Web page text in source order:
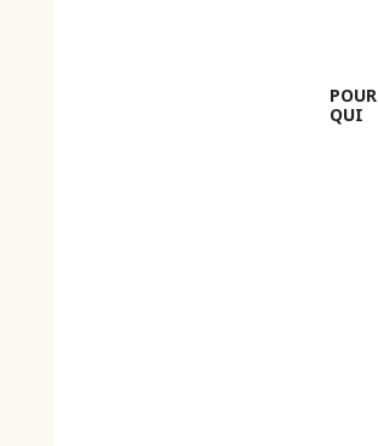
POUR
QUI